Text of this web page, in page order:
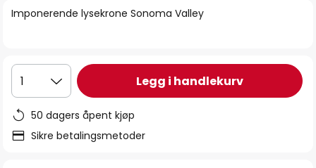
bildegalleri
Imponerende lysekrone Sonoma Valley
1 Legg i handlekurv
50 dagers åpent kjøp
Sikre betalingsmetoder